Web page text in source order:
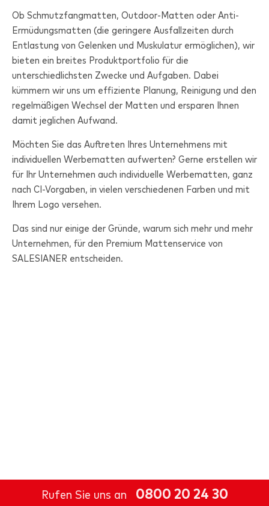
Ob Schmutzfangmatten, Outdoor-Matten oder Anti-
Ermüdungsmatten (die geringere Ausfallzeiten durch
Entlastung von Gelenken und Muskulatur ermöglichen), wir
bieten ein breites Produktportfolio für die
unterschiedlichsten Zwecke und Aufgaben. Dabei
kümmern wir uns um effiziente Planung, Reinigung und den
regelmäßigen Wechsel der Matten und ersparen Ihnen
damit jeglichen Aufwand.
Möchten Sie das Auftreten Ihres Unternehmens mit
individuellen Werbematten aufwerten? Gerne erstellen wir
für Ihr Unternehmen auch individuelle Werbematten, ganz
nach CI-Vorgaben, in vielen verschiedenen Farben und mit
Ihrem Logo versehen.
Das sind nur einige der Gründe, warum sich mehr und mehr
Unternehmen, für den Premium Mattenservice von
SALESIANER entscheiden.
Rufen Sie uns an 0800 20 24 30